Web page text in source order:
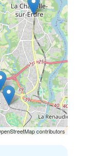
contributors